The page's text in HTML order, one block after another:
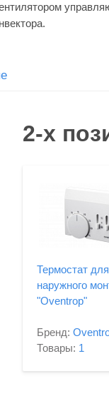
2-х
Термостат для
наружного
"Oventrop"
Бренд:
Товары: 1